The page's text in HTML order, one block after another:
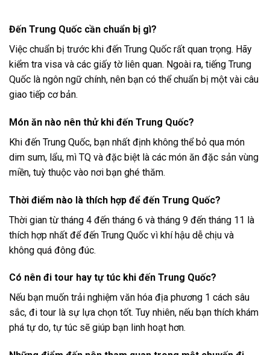
Đến Trung Quốc cần chuẩn bị gì?
Việc chuẩn bị trước khi đến Trung Quốc rất quan trọng. Hãy
kiểm tra visa và các giấy tờ liên quan. Ngoài ra, tiếng Trung
Quốc là ngôn ngữ chính, nên bạn có thể chuẩn bị một vài câu
giao tiếp cơ bản.
Món ăn nào nên thử khi đến Trung Quốc?
Khi đến Trung Quốc, bạn nhất định không thể bỏ qua món
dim sum, lẩu, mì TQ và đặc biệt là các món ăn đặc sản vùng
miền, tuỳ thuộc vào nơi bạn ghé thăm.
Thời điểm nào là thích hợp để đến Trung Quốc?
Thời gian từ tháng 4 đến tháng 6 và tháng 9 đến tháng 11 là
thích hợp nhất để đến Trung Quốc vì khí hậu dễ chịu và
không quá đông đúc.